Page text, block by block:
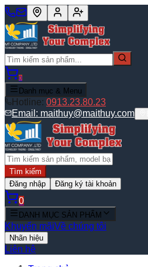
0
Danh mục & Menu
Hotline: 0913.23.80.23
Email: maithuy@maithuy.com
Tìm kiếm
Đăng nhập
Đăng ký tài khoản
0
DANH MỤC SẢN PHẨM
Khuyến mãiVề chúng tôi
Nhãn hiệu
Liên hệ